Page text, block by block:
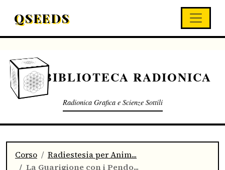
QSEEDS
BIBLIOTECA RADIONICA
Radionica Grafica e Scienze Sottili
Corso
Radiestesia per Anim...
La Guarigione con i Pendo...